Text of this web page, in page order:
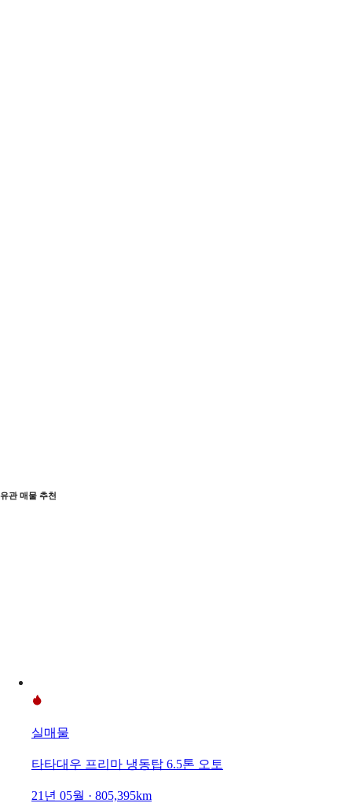
유관 매물 추천
실매물
타타대우 프리마 냉동탑 6.5톤 오토
21년 05월 · 805,395km